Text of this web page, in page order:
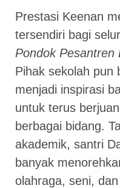
Prestasi Keenan
tersendiri bagi
Pondok Pesantren
Pihak sekolah pun
menjadi inspirasi
untuk terus
berbagai bidang.
akademik, santri
banyak
olahraga, seni,